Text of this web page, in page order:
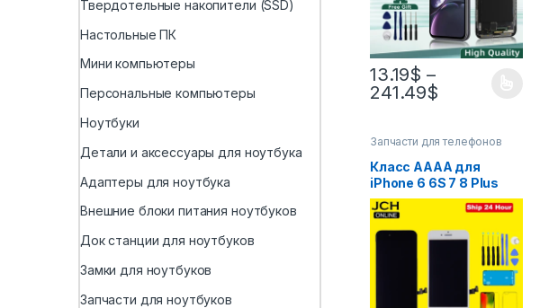
13.19$ –
241.49$
Запчасти для телефонов
Класс AAAA для
iPhone 6 6S 7 8 Plus
ЖК-дисплей
Идеальный 3D-
дигитайзер
сенсорного экрана в
сборе для iPhone X XR
Дисплей Pantalla
Твердотельные накопители (SSD)
Настольные ПК
Мини компьютеры
Персональные компьютеры
Ноутбуки
Детали и аксессуары для ноутбука
Адаптеры для ноутбука
Внешние блоки питания ноутбуков
Док станции для ноутбуков
Замки для ноутбуков
Запчасти для ноутбуков